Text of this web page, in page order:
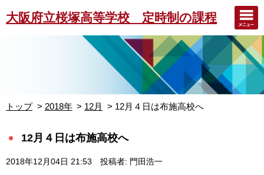
大阪府立桜塚高等学校 定時制の課程
トップ 2018年 12月 12月４日は布施高校へ
12月４日は布施高校へ
2018年12月04日 21:53 投稿者: 門田浩一